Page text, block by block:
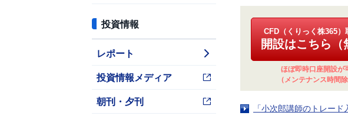
投資情報
レポート
投資情報メディア
朝刊・夕刊
CFD（くりっく株365）
開設はこちら（
ほぼ即時口座開設が
（メンテナンス時間除
「小次郎講師のトレー